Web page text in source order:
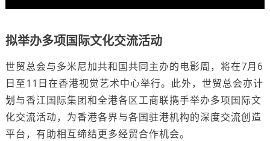
拟举办多项国际文化交流活动
世贸总会与多米尼加共和国共同主办的电影周，将在7月6
日至11日在香港视觉艺术中心举行。此外，世贸总会亦计
划与香江国际集团和全港各区工商联擕手举办多项国际文
化交流活动，为香港各界与各国驻港机构的深度交流创造
平台，有助相互缔结更多经贸合作机会。